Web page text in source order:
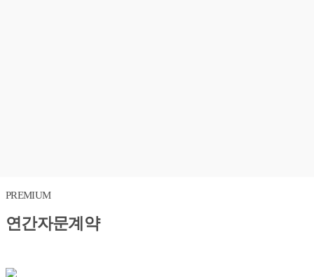
PREMIUM
연간자문계약